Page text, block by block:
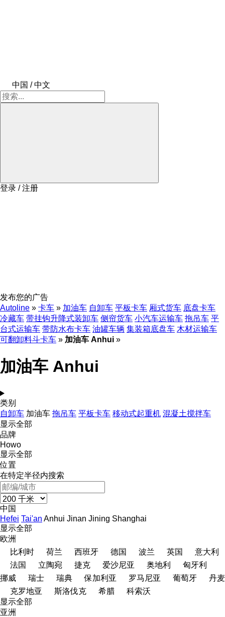
中国 / 中文
登录 / 注册
发布您的广告
Autoline » 卡车 » 加油车 自卸车 平板卡车 厢式货车 底盘卡车
冷藏车 带挂钩升降式装卸车 侧帘货车 小汽车运输车 拖吊车 平
台式运输车 带防水布卡车 油罐车辆 集装箱底盘车 木材运输车
可翻卸料斗卡车 » 加油车 Anhui »
加油车 Anhui
类别
自卸车 加油车 拖吊车 平板卡车 移动式起重机 混凝土搅拌车
显示全部
品牌
Howo
显示全部
位置
在特定半径内搜索
中国
Hefei Tai'an Anhui Jinan Jining Shanghai
显示全部
欧洲
比利时
荷兰 西班牙 德国 波兰 英国
意大利
法国
立陶宛 捷克 爱沙尼亚 奥地利
匈牙利
挪威
瑞士 瑞典 保加利亚 罗马尼亚 葡萄牙
丹麦
克罗地亚
斯洛伐克 希腊
科索沃
显示全部
亚洲